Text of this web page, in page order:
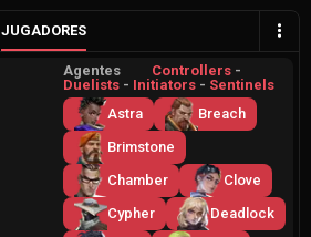
JUGADORES
Agentes Controllers -
Duelists - Initiators - Sentinels
Astra
Breach
Brimstone
Chamber
Clove
Cypher
Deadlock